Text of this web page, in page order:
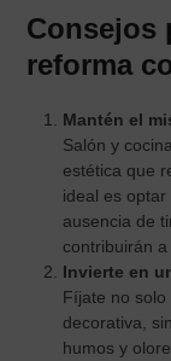
Consejos
reforma
Mantén el
Salón y
estética que
ideal es
ausencia de
contribuirán a
Invierte en
Fíjate no
decorativa,
humos y